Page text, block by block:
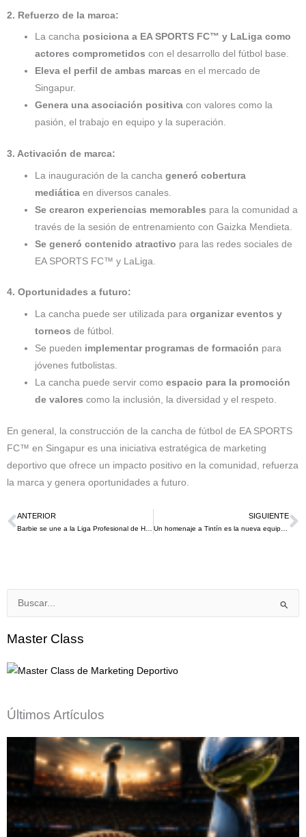
2. Refuerzo de la marca:
La cancha posiciona a EA SPORTS FC™ y LaLiga como
actores comprometidos con el desarrollo del fútbol base.
Eleva el perfil de ambas marcas en el mercado de
Singapur.
Genera una asociación positiva con valores como la
pasión, el trabajo en equipo y la superación.
3. Activación de marca:
La inauguración de la canchageneró cobertura
mediática en diversos canales.
Se crearon experiencias memorables para la comunidad a
través de la sesión de entrenamiento con Gaizka Mendieta.
Se generó contenido atractivo para las redes sociales de
EA SPORTS FC™ y LaLiga.
4. Oportunidades a futuro:
La cancha puede ser utilizada paraorganizar eventos y
torneos de fútbol.
Se pueden implementar programas de formación para
jóvenes futbolistas.
La cancha puede servir comoespacio para la promoción
de valores como la inclusión, la diversidad y el respeto.
En general, la construcción de la cancha de fútbol de EA SPORTS
FC™ en Singapur es una iniciativa estratégica de marketing
deportivo que ofrece un impacto positivo en la comunidad, refuerza
la marca y genera oportunidades a futuro.
Ant
ANTERIOR
Barbie se une a la Liga Profesional de Hockey Femenino (PWHL) para inspirar a la próxima generación de atletas en este 2024
SIGUIENTE
Un homenaje a Tintín es la nueva equipación de la selección Belga rumbo a la Euro 2024
Buscar
Master Class
Últimos Artículos